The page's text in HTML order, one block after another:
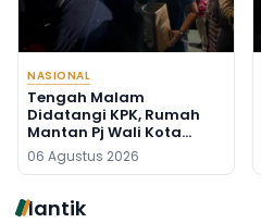
NASIONAL
Tengah Malam
Didatangi KPK, Rumah
Mantan Pj Wali Kota
Digeledah, Empat Koper
Dibawa
06 Agustus 2026
lantik